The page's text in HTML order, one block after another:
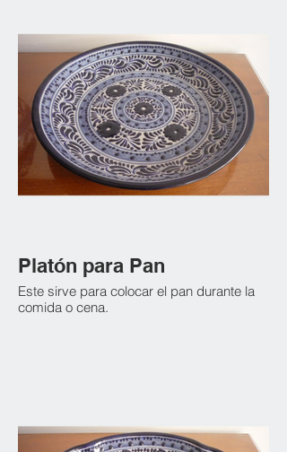
Platón para Pan
Este sirve para colocar el pan durante la
comida o cena.